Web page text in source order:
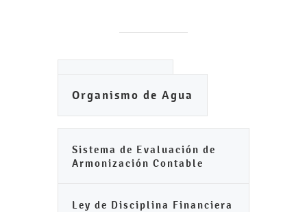
Organismo de Agua
Sistema de Evaluación de
Armonización Contable
Ley de Disciplina Financiera